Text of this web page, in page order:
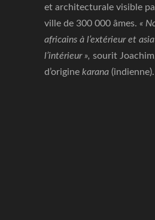
et architecturale visible
ville de 300 000 âmes. «
africains à l’extérieur et
l’intérieur », sourit
d’origine karana (indienne).